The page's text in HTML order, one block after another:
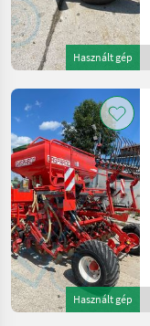
Használt gép
Használt gép